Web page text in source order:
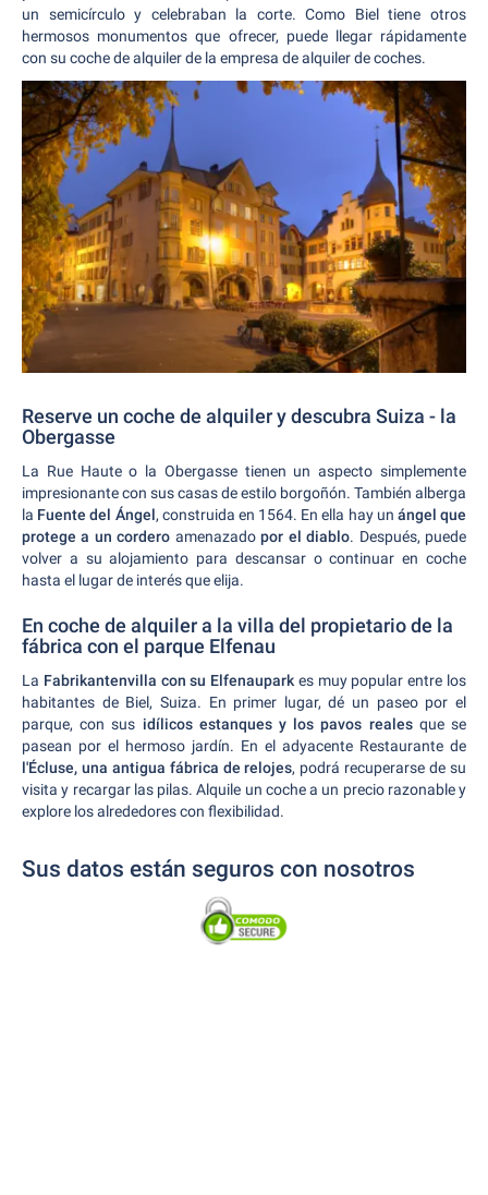
un semicírculo y celebraban la corte. Como Biel tiene otros
hermosos monumentos que ofrecer, puede llegar rápidamente
con su coche de alquiler de la empresa de alquiler de coches.
Reserve un coche de alquiler y descubra Suiza - la
Obergasse
La Rue Haute o la Obergasse tienen un aspecto simplemente
impresionante con sus casas de estilo borgoñón. También alberga
la Fuente del Ángel, construida en 1564. En ella hay un ángel que
protege a un cordero amenazadopor el diablo. Después, puede
volver a su alojamiento para descansar o continuar en coche
hasta el lugar de interés que elija.
En coche de alquiler a la villa del propietario de la
fábrica con el parque Elfenau
La Fabrikantenvilla con su Elfenaupark es muy popular entre los
habitantes de Biel, Suiza. En primer lugar, dé un paseo por el
parque, con sus idílicos estanques y los pavos realesque se
pasean por el hermoso jardín. En el adyacente Restaurante de
l'Écluse, una antigua fábrica de relojes, podrá recuperarse de su
visita y recargar las pilas. Alquile un coche a un precio razonable y
explore los alrededores con flexibilidad.
Sus datos están seguros con nosotros